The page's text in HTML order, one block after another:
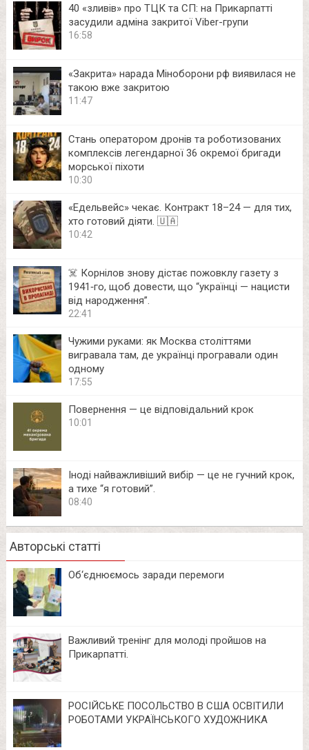
40 «зливів» про ТЦК та СП: на Прикарпатті
засудили адміна закритої Viber-групи
16:58
«Закрита» нарада Міноборони рф виявилася не
такою вже закритою
11:47
Стань оператором дронів та роботизованих
комплексів легендарної 36 окремої бригади
морської піхоти
10:30
«Едельвейс» чекає. Контракт 18–24 — для тих,
хто готовий діяти. 🇺🇦
10:42
☠️ Корнілов знову дістає пожовклу газету з
1941‑го, щоб довести, що “українці — нацисти
від народження”.
22:41
Чужими руками: як Москва століттями
вигравала там, де українці програвали один
одному
17:55
Повернення — це відповідальний крок
10:01
Іноді найважливіший вибір — це не гучний крок,
а тихе “я готовий”.
08:40
Авторські статті
Об‘єднюємось заради перемоги
Важливий тренінг для молоді пройшов на
Прикарпатті.
РОСІЙСЬКЕ ПОСОЛЬСТВО В США ОСВІТИЛИ
РОБОТАМИ УКРАЇНСЬКОГО ХУДОЖНИКА